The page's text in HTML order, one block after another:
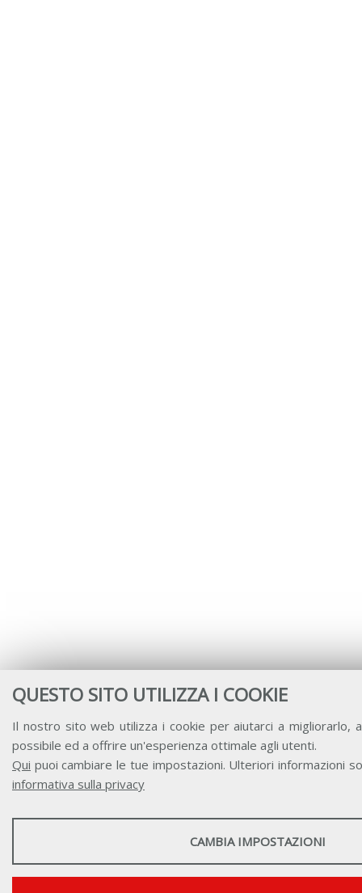
QUESTO SITO UTILIZZA I COOKIE
Il nostro sito web utilizza i cookie per aiutarci a migliorarlo,
possibile ed a offrire un'esperienza ottimale agli utenti.
Qui puoi cambiare le tue impostazioni. Ulteriori informazioni
informativa sulla privacy
STATISTICHE
Mostra maggiori informazioni
CAMBIA IMPOSTAZIONI